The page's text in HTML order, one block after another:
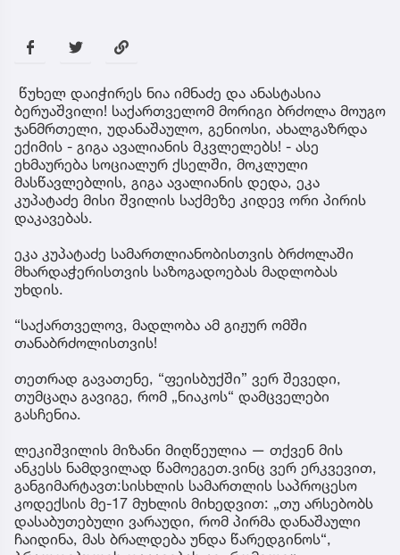
წუხელ დაიჭირეს ნია იმნაძე და ანასტასია
ბერუაშვილი! საქართველომ მორიგი ბრძოლა მოუგო
ჯანმრთელი, უდანაშაულო, გენიოსი, ახალგაზრდა
ექიმის - გიგა ავალიანის მკვლელებს! - ასე
ეხმაურება სოციალურ ქსელში, მოკლული
მასწავლებლის, გიგა ავალიანის დედა, ეკა
კუპატაძე მისი შვილის საქმეზე კიდევ ორი პირის
დაკავებას.
ეკა კუპატაძე სამართლიანობისთვის ბრძოლაში
მხარდაჭერისთვის საზოგადოებას მადლობას
უხდის.
“საქართველოვ, მადლობა ამ გიჟურ ომში
თანაბრძოლისთვის!
თეთრად გავათენე, “ფეისბუქში” ვერ შევედი,
თუმცაღა გავიგე, რომ „ნიაკოს“ დამცველები
გასჩენია.
ლეკიშვილის მიზანი მიღწეულია — თქვენ მის
ანკესს ნამდვილად წამოეგეთ.ვინც ვერ ერკვევით,
განგიმარტავთ:სისხლის სამართლის საპროცესო
კოდექსის მე-17 მუხლის მიხედვით: „თუ არსებობს
დასაბუთებული ვარაუდი, რომ პირმა დანაშაული
ჩაიდინა, მას ბრალდება უნდა წარედგინოს“,